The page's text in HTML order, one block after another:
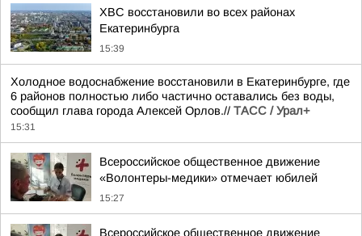
ХВС восстановили во всех районах
Екатеринбурга
15:39
Холодное водоснабжение восстановили в Екатеринбурге, где
6 районов полностью либо частично оставались без воды,
сообщил глава города Алексей Орлов.// ТАСС / Урал+
15:31
Всероссийское общественное движение
«Волонтеры-медики» отмечает юбилей
15:27
Всероссийское общественное движение